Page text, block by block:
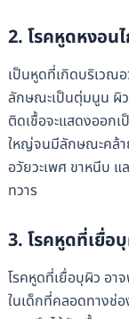
2. โรคหูดหงอ
เป็นหูดที่เกิดบริเวณ
ลักษณะเป็นตุ่มนูน ผิว
ติดเชื้อจะแสดงออกเ
ใหญ่จนมีลักษณะคล้า
อวัยวะเพศ ขาหนีบ
ทวาร
3. โรคหูดที่เยื่อ
โรคหูดที่เยื่อบุผิว อา
ในเด็กที่คลอดทางช่